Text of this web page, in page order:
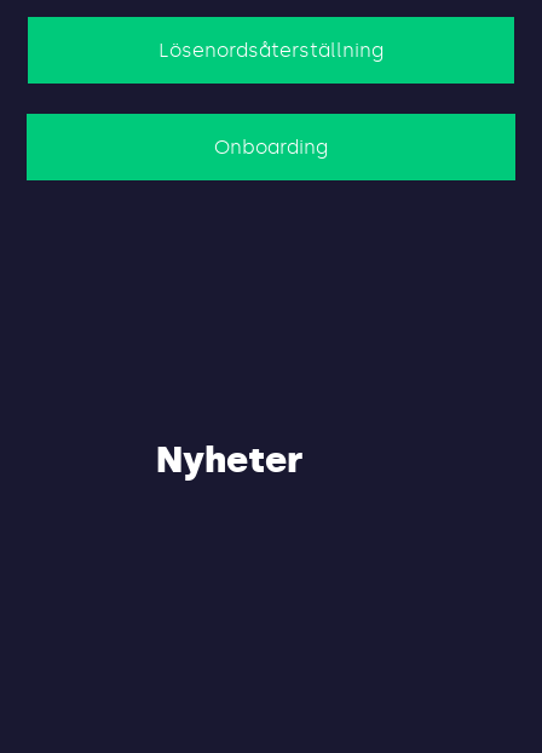
Nyheter
Lösenordsåterställning
Onboarding